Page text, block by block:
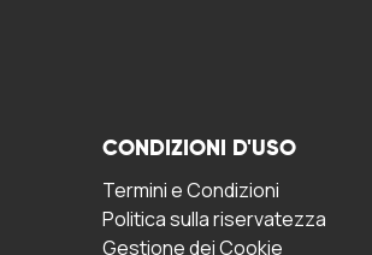
CONDIZIONI D'USO
Termini e Condizioni
Politica sulla riservatezza
Gestione dei Cookie